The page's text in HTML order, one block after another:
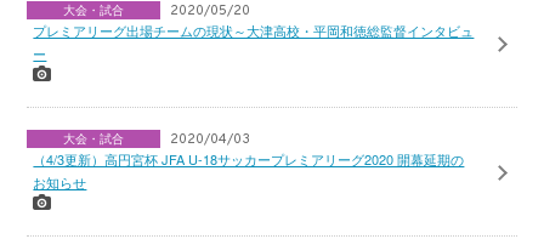
大会・試合 2020/05/20
プレミアリーグ出場チームの現状～大津高校・平岡和徳総監督インタビュ
ー
大会・試合 2020/04/03
（4/3更新）高円宮杯 JFA U-18サッカープレミアリーグ2020 開幕延期の
お知らせ